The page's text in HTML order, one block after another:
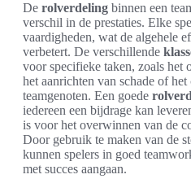
De rolverdeling binnen een
verschil in de prestaties. Elke
vaardigheden, wat de algehele
verbetert. De verschillende
voor specifieke taken, zoals het
het aanrichten van schade of het
teamgenoten. Een goede
iedereen een bijdrage kan
is voor het overwinnen van de
Door gebruik te maken van de
kunnen spelers in goed
met succes aangaan.